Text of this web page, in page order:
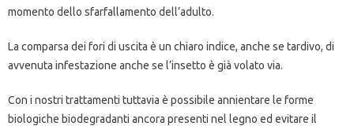
momento dello sfarfallamento dell’adulto.
La comparsa dei fori di uscita è un chiaro indice, anche se tardivo, di
avvenuta infestazione anche se l’insetto è già volato via.
Con i nostri trattamenti tuttavia è possibile annientare le forme
biologiche biodegradanti ancora presenti nel legno ed evitare il